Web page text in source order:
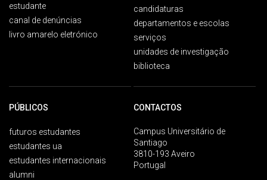
estudante
canal de denúncias
livro amarelo eletrónico
candidaturas
departamentos e escolas
serviços
unidades de investigação
biblioteca
PÚBLICOS
futuros estudantes
estudantes ua
estudantes internacionais
alumni
CONTACTOS
Campus Universitário de
Santiago
3810-193 Aveiro
Portugal